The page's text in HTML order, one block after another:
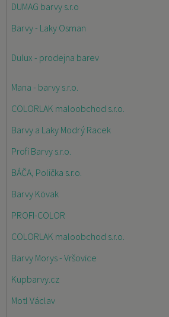
DUMAG barvy s.r.o
Barvy - Laky Osman
Dulux - prodejna barev
Mana - barvy s.r.o.
COLORLAK maloobchod s.r.o.
Barvy a Laky Modrý Racek
Profi Barvy s.r.o.
BÁČA, Polička s.r.o.
Barvy Kövak
PROFI-COLOR
COLORLAK maloobchod s.r.o.
Barvy Morys - Vršovice
Kupbarvy.cz
Motl Václav